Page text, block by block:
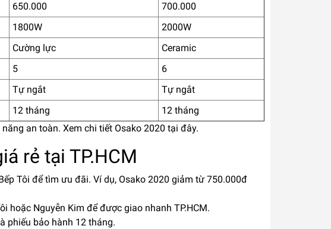
650.000
700.000
1800W
2000W
Cường lực
Ceramic
5
6
Tự ngắt
Tự ngắt
12 tháng
12 tháng
an toàn. Xem chi tiết Osako 2020 tại đây.
rẻ tại TP.HCM
Tôi để tìm ưu đãi. Ví dụ, Osako 2020 giảm từ 750.000đ
hoặc Nguyễn Kim để được giao nhanh TP.HCM.
phiếu bảo hành 12 tháng.